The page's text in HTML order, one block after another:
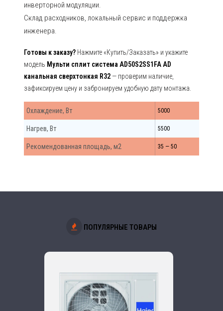
инверторной модуляции.
Склад расходников, локальный сервис и поддержка
инженера.
Готовы к заказу? Нажмите «Купить/Заказать» и укажите
модель Мульти сплит система AD50S2SS1FA AD
канальная сверхтонкая R32 — проверим наличие,
зафиксируем цену и забронируем удобную дату монтажа.
Охлаждение, Вт 5000
Нагрев, Вт 5500
Рекомендованная площадь, м2 35 — 50
ПОПУЛЯРНЫЕ ТОВАРЫ